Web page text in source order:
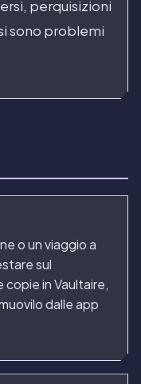
perquisizioni
sono problemi
o un viaggio a
sul
in Vaultaire,
dalle app